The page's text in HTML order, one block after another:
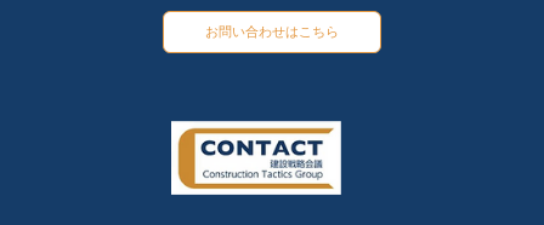
お問い合わせはこちら